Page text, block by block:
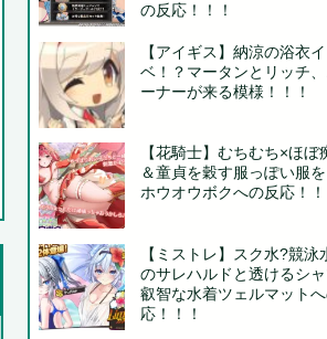
...
の反応！！！
【アイギス】納涼の浴衣イ
ベ！？マータンとリッチ
ーナーが来る模様！！！
【花騎士】むちむち×ほぼ
＆童貞を穀す服っぽい服
ホウオウボクへの反応！！
【ミストレ】スク水?競泳
のサレハルドと透けるシ
叡智な水着ツェルマット
応！！！